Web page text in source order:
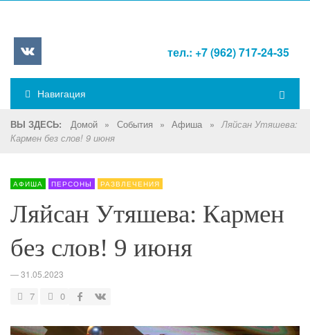
тел.: +7 (962) 717-24-35
Навигация
ВЫ ЗДЕСЬ: Домой » События » Афиша »
Ляйсан Утяшева:
Кармен без слов! 9 июня
АФИША ПЕРСОНЫ РАЗВЛЕЧЕНИЯ
Ляйсан Утяшева: Кармен
без слов! 9 июня
—31.05.2023
7 0